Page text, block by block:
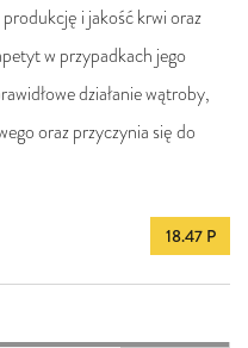
18.47 P
i jakość krwi oraz
w przypadkach jego
działanie wątroby,
oraz przyczynia się do